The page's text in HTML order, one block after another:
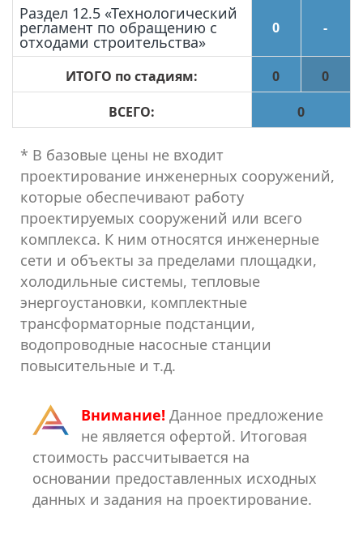
Раздел 12.5 «Технологический
регламент по обращению с
отходами строительства»
0 -
ИТОГО по стадиям: 0
0
ВСЕГО:
0
* В базовые цены не входит
проектирование инженерных сооружений,
которые обеспечивают работу
проектируемых сооружений или всего
комплекса. К ним относятся инженерные
сети и объекты за пределами площадки,
холодильные системы, тепловые
энергоустановки, комплектные
трансформаторные подстанции,
водопроводные насосные станции
повысительные и т.д.
Внимание! Данное предложение
не является офертой. Итоговая
стоимость рассчитывается на
основании предоставленных исходных
данных и задания на проектирование.